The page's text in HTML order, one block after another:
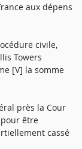
aux dépens
civile,
Towers
[V] la somme
près la Cour
être
cassé